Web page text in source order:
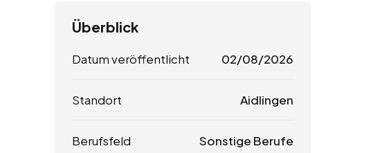
Überblick
Datum veröffentlicht 02/08/2026
Standort Aidlingen
Berufsfeld Sonstige Berufe